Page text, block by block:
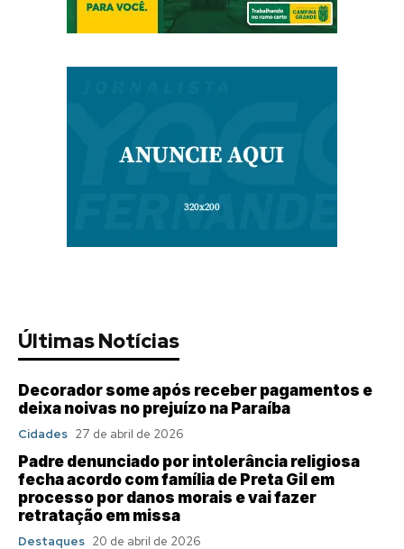
Últimas Notícias
Decorador some após receber pagamentos e
deixa noivas no prejuízo na Paraíba
Cidades 27 de abril de 2026
Padre denunciado por intolerância religiosa
fecha acordo com família de Preta Gil em
processo por danos morais e vai fazer
retratação em missa
Destaques 20 de abril de 2026